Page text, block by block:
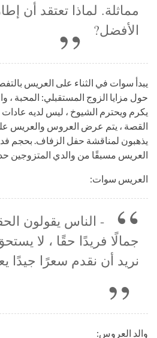
مماثلة. لماذا تعتقد أن
الأفضل?
يبدأ سوات في الثناء على العريس
حول مزايا الزوج المستقبلي: المحبة ،
يكرم ويحترم الشيوخ ، ليس لديه عادات
القصة ، يتم عرض العروس والعريس
يذهبون لمناقشة حفل الزفاف. بحجم
العريس مسبقًا من والدي المتزوجين
العريس سوات:
- الناس يقولون
جمالًا فريدًا حقًا ، لا
نريد أن نقدم سعرًا
والد العروس: